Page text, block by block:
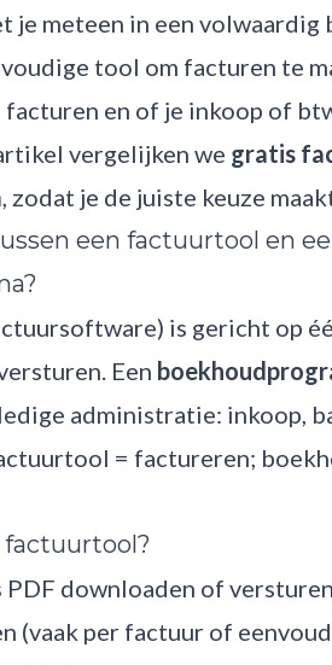
je meteen in een
tool om facturen te
facturen en of je inkoop of
vergelijken we gratis
, zodat je de juiste keuze
een factuurtool en
is gericht op
Een
administratie: inkoop,
= factureren;
PDF downloaden of versturen
(vaak per factuur of